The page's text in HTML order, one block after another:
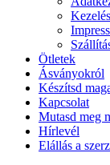
Ötletek
Ásványokról
Készítsd
Kapcsolat
Mutasd meg
Hírlevél
Elállás a